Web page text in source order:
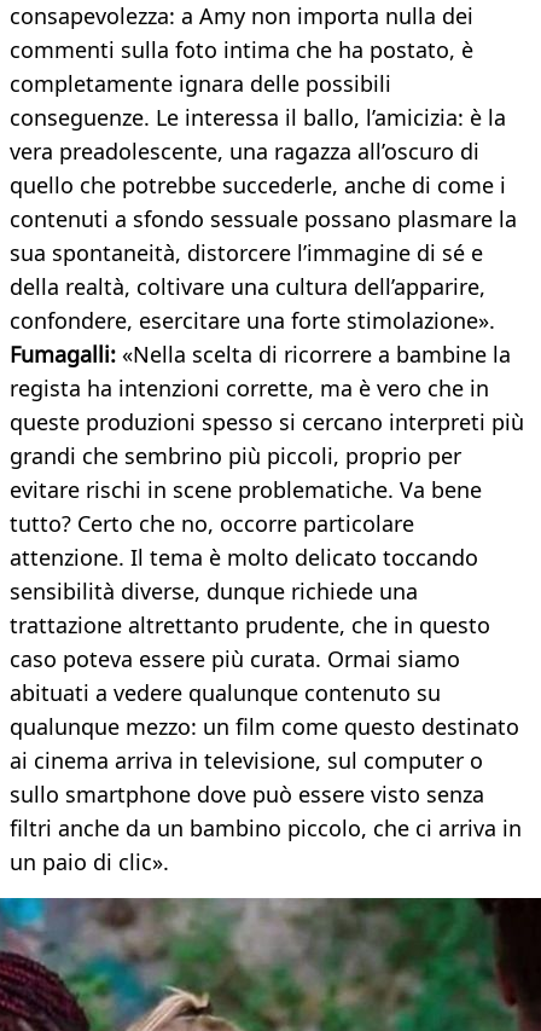
consapevolezza: a Amy non importa nulla dei
commenti sulla foto intima che ha postato, è
completamente ignara delle possibili
conseguenze. Le interessa il ballo, l’amicizia: è la
vera preadolescente, una ragazza all’oscuro di
quello che potrebbe succederle, anche di come i
contenuti a sfondo sessuale possano plasmare la
sua spontaneità, distorcere l’immagine di sé e
della realtà, coltivare una cultura dell’apparire,
confondere, esercitare una forte stimolazione».
Fumagalli: «Nella scelta di ricorrere a bambine la
regista ha intenzioni corrette, ma è vero che in
queste produzioni spesso si cercano interpreti più
grandi che sembrino più piccoli, proprio per
evitare rischi in scene problematiche. Va bene
tutto? Certo che no, occorre particolare
attenzione. Il tema è molto delicato toccando
sensibilità diverse, dunque richiede una
trattazione altrettanto prudente, che in questo
caso poteva essere più curata. Ormai siamo
abituati a vedere qualunque contenuto su
qualunque mezzo: un film come questo destinato
ai cinema arriva in televisione, sul computer o
sullo smartphone dove può essere visto senza
filtri anche da un bambino piccolo, che ci arriva in
un paio di clic».